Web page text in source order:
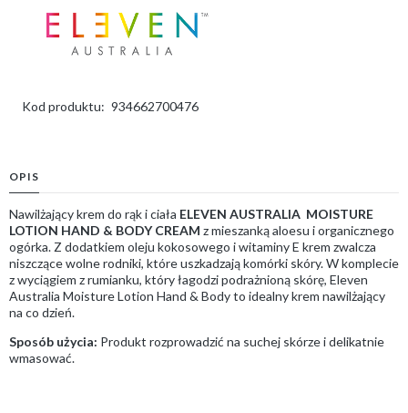
Kod produktu: 934662700476
OPIS
Nawilżający krem do rąk i ciała ELEVEN AUSTRALIA MOISTURE
LOTION HAND & BODY CREAM z mieszanką aloesu i organicznego
ogórka. Z dodatkiem oleju kokosowego i witaminy E krem zwalcza
niszczące wolne rodniki, które uszkadzają komórki skóry. W komplecie
z wyciągiem z rumianku, który łagodzi podrażnioną skórę, Eleven
Australia Moisture Lotion Hand & Body to idealny krem nawilżający
na co dzień.
Sposób użycia: Produkt rozprowadzić na suchej skórze i delikatnie
wmasować.